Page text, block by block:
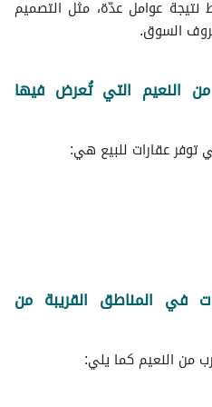
عوامل عدّة، مثل التصميم
السوق.
النعيم التي تُعرض فيها
توفر عقارات للبيع هي:
في المناطق القريبة من
من النعيم كما يلي: